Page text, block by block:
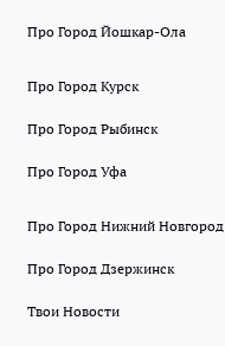
Про Город Йошкар-Ола
Про Город Курск
Про Город Рыбинск
Про Город Уфа
Про Город Нижний Новгород
Про Город Дзержинск
Твои Новости